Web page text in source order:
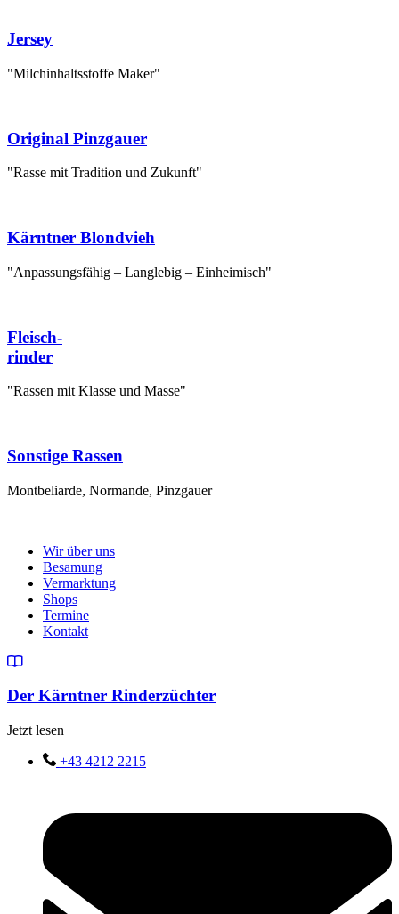
Jersey
"Milchinhaltsstoffe Maker"
Original Pinzgauer
"Rasse mit Tradition und Zukunft"
Kärntner Blondvieh
"Anpassungsfähig – Langlebig – Einheimisch"
Fleisch-
rinder
"Rassen mit Klasse und Masse"
Sonstige Rassen
Montbeliarde, Normande, Pinzgauer
Wir über uns
Besamung
Vermarktung
Shops
Termine
Kontakt
Der Kärntner Rinderzüchter
Jetzt lesen
+43 4212 2215